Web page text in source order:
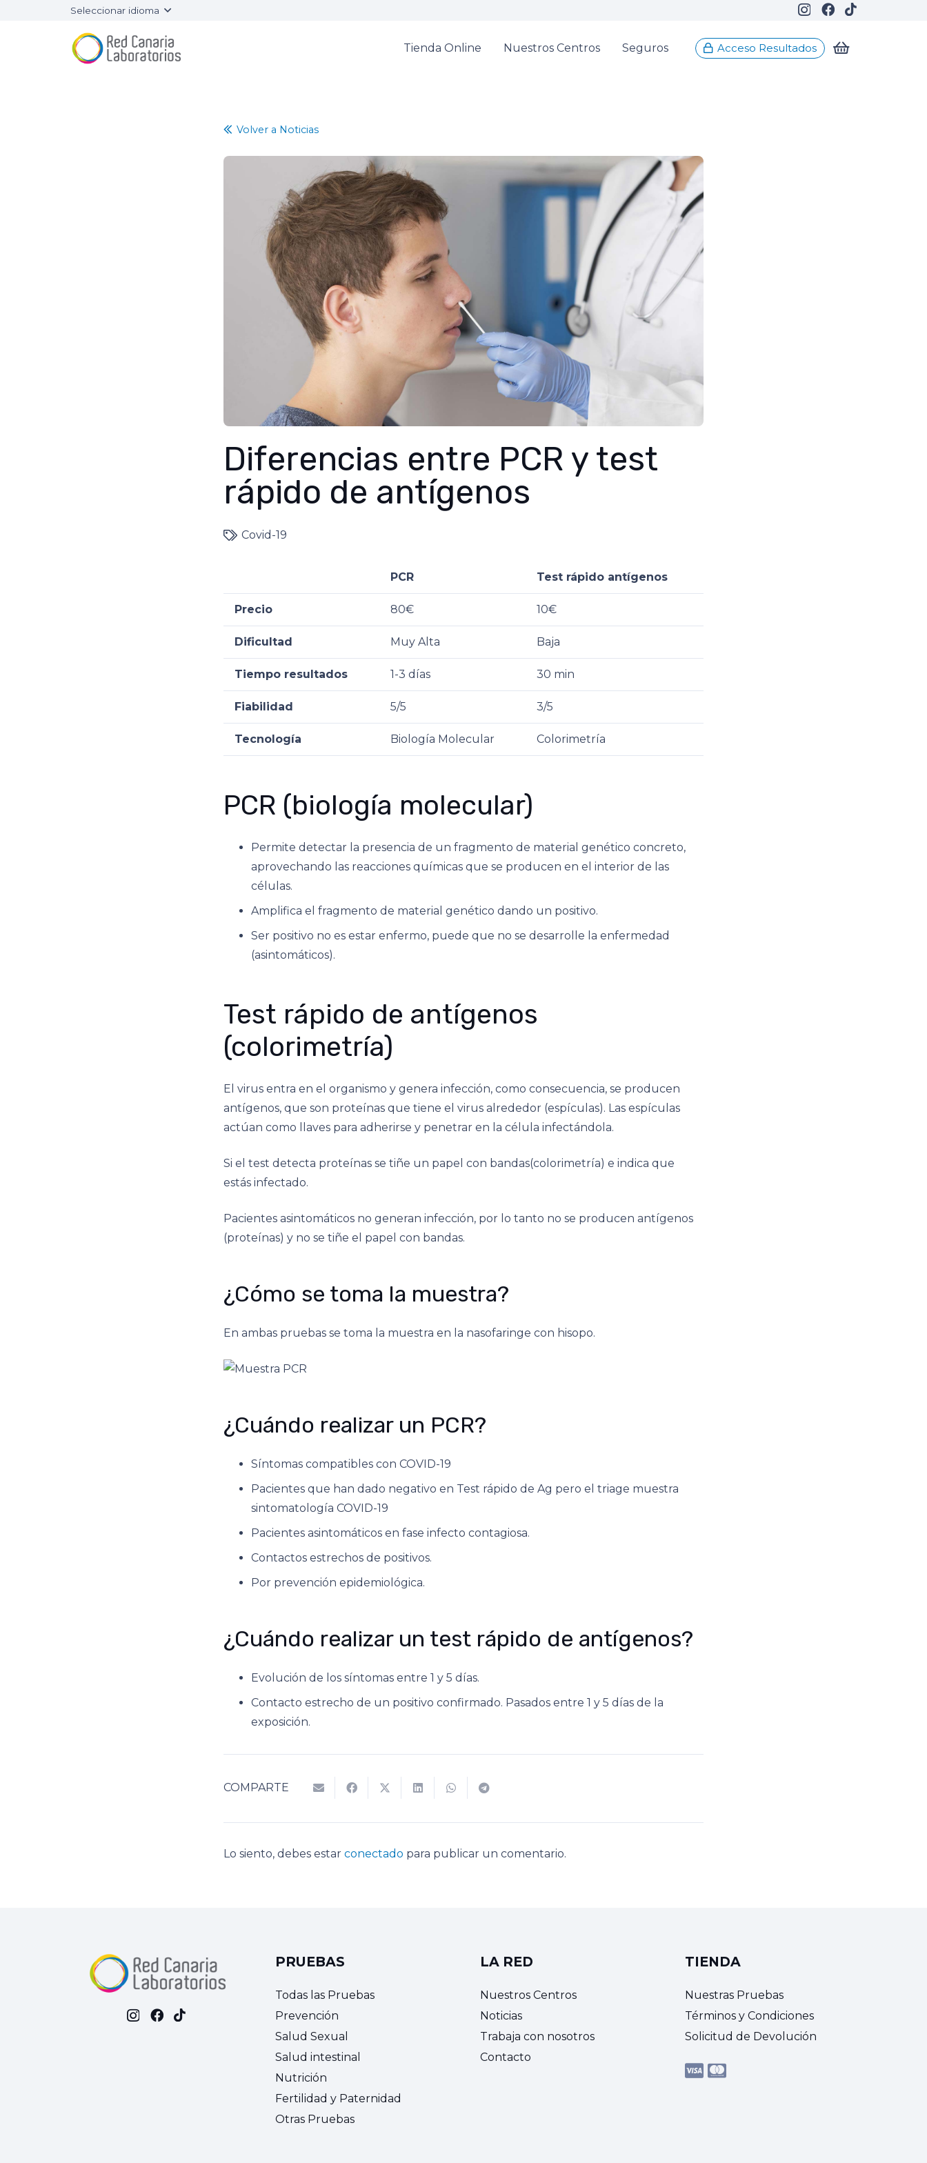
Seleccionar idioma
Tienda Online Nuestros Centros Seguros Acceso Resultados
Volver a Noticias
Diferencias entre PCR y test
rápido de antígenos
Covid-19
PCR Test rápido antígenos
Precio 80€ 10€
Dificultad Muy Alta Baja
Tiempo resultados 1-3 días 30 min
Fiabilidad 5/5 3/5
Tecnología Biología Molecular Colorimetría
PCR (biología molecular)
Permite detectar la presencia de un fragmento de material genético concreto,
aprovechando las reacciones químicas que se producen en el interior de las
células.
Amplifica el fragmento de material genético dando un positivo.
Ser positivo no es estar enfermo, puede que no se desarrolle la enfermedad
(asintomáticos).
Test rápido de antígenos
(colorimetría)
El virus entra en el organismo y genera infección, como consecuencia, se producen
antígenos, que son proteínas que tiene el virus alrededor (espículas). Las espículas
actúan como llaves para adherirse y penetrar en la célula infectándola.
Si el test detecta proteínas se tiñe un papel con bandas(colorimetría) e indica que
estás infectado.
Pacientes asintomáticos no generan infección, por lo tanto no se producen antígenos
(proteínas) y no se tiñe el papel con bandas.
¿Cómo se toma la muestra?
En ambas pruebas se toma la muestra en la nasofaringe con hisopo.
¿Cuándo realizar un PCR?
Síntomas compatibles con COVID-19
Pacientes que han dado negativo en Test rápido de Ag pero el triage muestra
sintomatología COVID-19
Pacientes asintomáticos en fase infecto contagiosa.
Contactos estrechos de positivos.
Por prevención epidemiológica.
¿Cuándo realizar un test rápido de antígenos?
Evolución de los síntomas entre 1 y 5 días.
Contacto estrecho de un positivo confirmado. Pasados entre 1 y 5 días de la
exposición.
COMPARTE
Lo siento, debes estar conectado para publicar un comentario.
PRUEBAS
Todas las Pruebas
Prevención
Salud Sexual
Salud intestinal
Nutrición
Fertilidad y Paternidad
Otras Pruebas
LA RED
Nuestros Centros
Noticias
Trabaja con nosotros
Contacto
TIENDA
Nuestras Pruebas
Términos y Condiciones
Solicitud de Devolución